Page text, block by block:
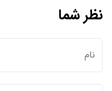
نظر شما